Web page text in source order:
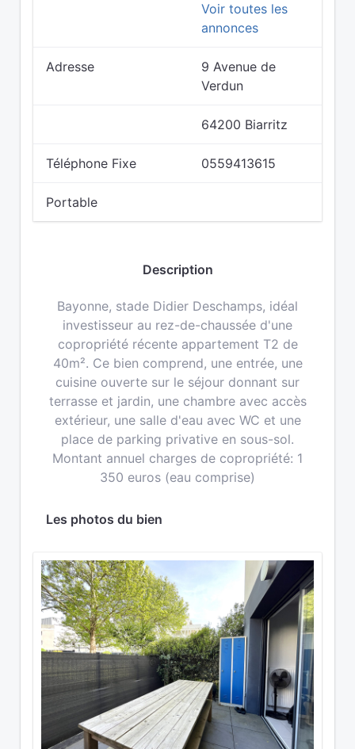
Voir toutes les
annonces
Adresse
9 Avenue de
Verdun
64200 Biarritz
Téléphone Fixe 0559413615
Portable
Description
Bayonne, stade Didier Deschamps, idéal
investisseur au rez-de-chaussée d'une
copropriété récente appartement T2 de
40m². Ce bien comprend, une entrée, une
cuisine ouverte sur le séjour donnant sur
terrasse et jardin, une chambre avec accès
extérieur, une salle d'eau avec WC et une
place de parking privative en sous-sol.
Montant annuel charges de copropriété: 1
350 euros (eau comprise)
Les photos du bien